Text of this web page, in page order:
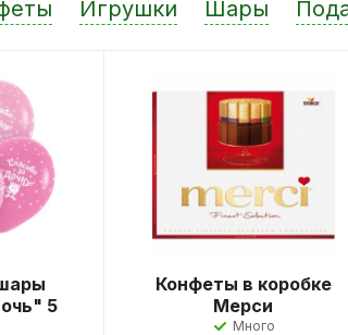
Игрушки Шары
5
Конфеты в коробке
Мерси
Много